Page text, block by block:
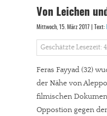
Von Leichen
Mittwoch, 15. März 2017 | Text:
Geschätzte Lesezeit:
Feras Fayyad (32)
der Nähe von
filmischen
Oppostion gegen